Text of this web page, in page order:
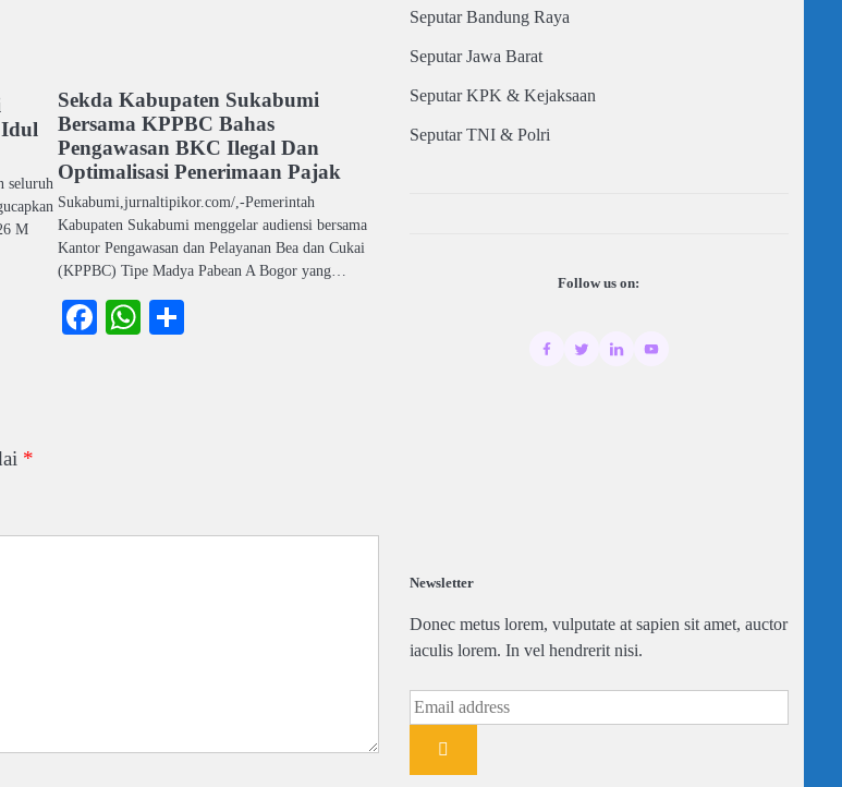
seluruh
M
Sekda Kabupaten Sukabumi
Bersama KPPBC Bahas
Pengawasan BKC Ilegal Dan
Optimalisasi Penerimaan Pajak
Sukabumi,jurnaltipikor.com/,-Pemerintah
Kabupaten Sukabumi menggelar audiensi bersama
Kantor Pengawasan dan Pelayanan Bea dan Cukai
(KPPBC) Tipe Madya Pabean A Bogor yang…
Facebook
WhatsApp
*
Seputar Bandung Raya
Seputar Jawa Barat
Seputar KPK & Kejaksaan
Seputar TNI & Polri
Follow us on:
Newsletter
Donec metus lorem, vulputate at sapien sit amet, auctor
iaculis lorem. In vel hendrerit nisi.